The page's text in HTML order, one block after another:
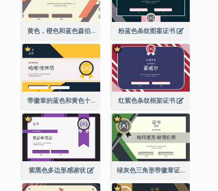
黄色，橙色和蓝色森伯斯特证书 粉蓝色条纹图案证书
带徽章的蓝色和黄色十年证书 红紫色条纹框架证书
紫黑色多边形感谢状 绿灰色三角形带徽章证书